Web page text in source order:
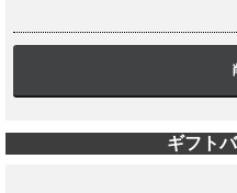
ギフト